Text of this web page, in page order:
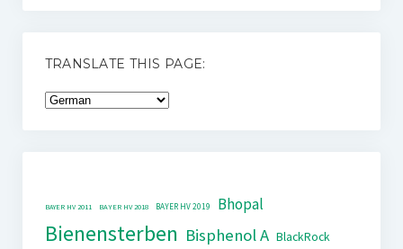
TRANSLATE THIS PAGE:
BAYER HV 2011 BAYER HV 2018 BAYER HV 2019 Bhopal
Bienensterben Bisphenol A BlackRock